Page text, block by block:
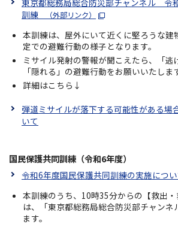
東京都総務局総合防災部チャンネル 令
訓練 （外部リンク）
本訓練は、屋外にいて近くに堅ろうな建
定での避難行動の様子となります。
ミサイル発射の警報が聞こえたら、「逃
「隠れる」の避難行動をお願いいたしま
詳細はこちら↓
弾道ミサイルが落下する可能性がある場
いて
国民保護共同訓練（令和6年度）
令和6年度国民保護共同訓練の実施につ
本訓練のうち、10時35分からの【救出
は、「東京都総務局総合防災部チャン
ます。